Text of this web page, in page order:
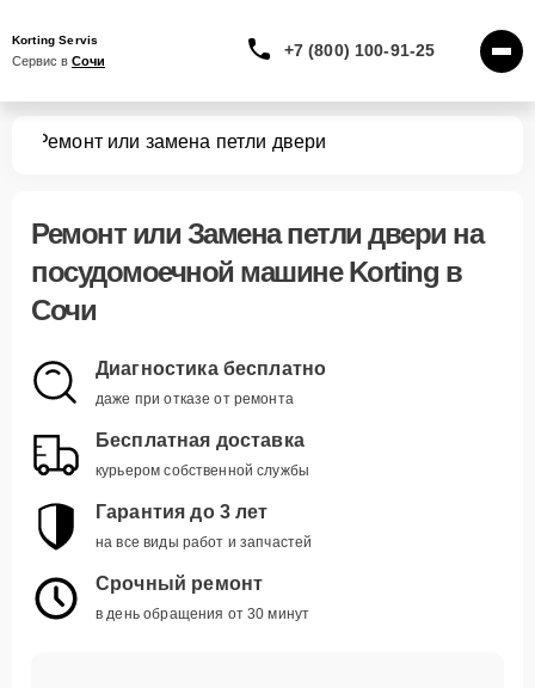
Korting Servis
Сервис в Сочи
+7 (800) 100-91-25
Ремонт или замена петли двери
Ремонт или Замена петли двери на
посудомоечной машине Korting в
Сочи
Диагностика бесплатно
даже при отказе от ремонта
Бесплатная доставка
курьером собственной службы
Гарантия до 3 лет
на все виды работ и запчастей
Срочный ремонт
в день обращения от 30 минут